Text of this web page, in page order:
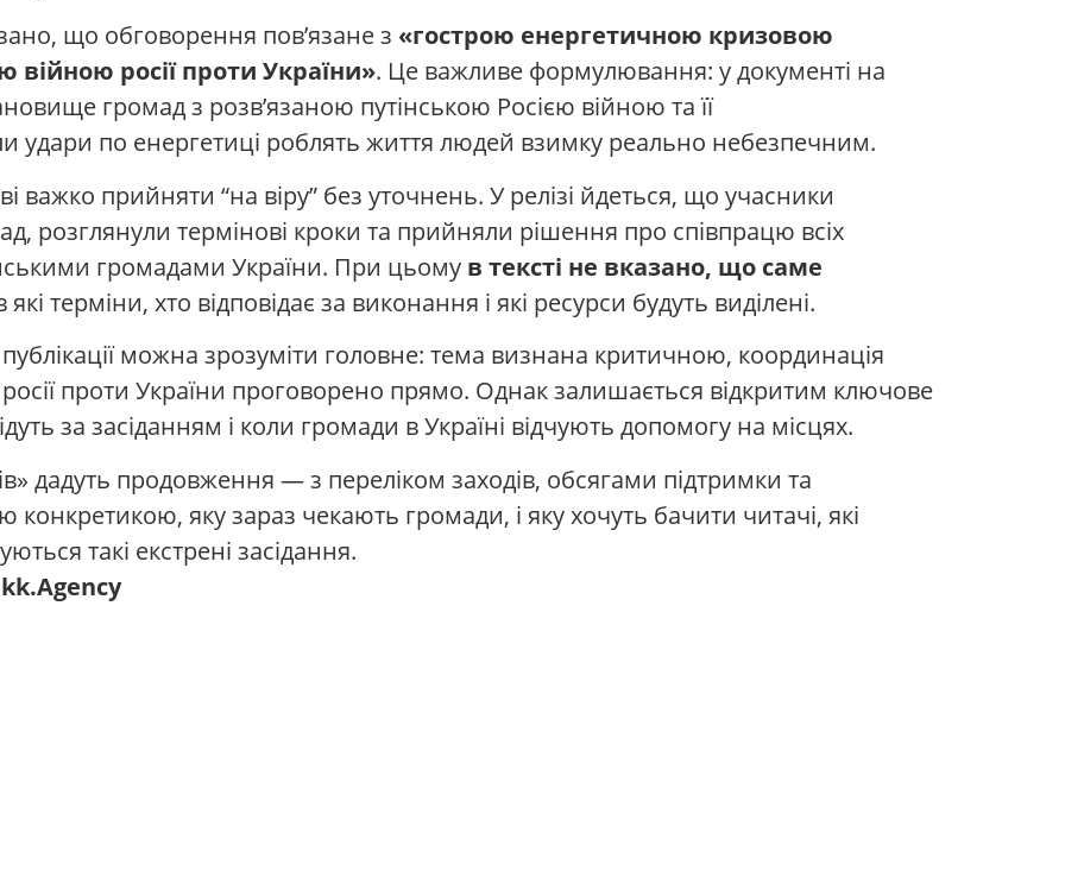
що обговорення пов’язане з «гострою енергетичною кризовою
росії проти України». Це важливе формулювання: у документі на
громад з розв’язаною путінською Росією війною та її
удари по енергетиці роблять життя людей взимку реально небезпечним.
важко прийняти “на віру” без уточнень. У релізі йдеться, що учасники
розглянули термінові кроки та прийняли рішення про співпрацю всіх
громадами України. При цьому в тексті не вказано, що саме
терміни, хто відповідає за виконання і які ресурси будуть виділені.
можна зрозуміти головне: тема визнана критичною, координація
проти України проговорено прямо. Однак залишається відкритим ключове
за засіданням і коли громади в Україні відчують допомогу на місцях.
дадуть продовження — з переліком заходів, обсягами підтримки та
яку зараз чекають громади, і яку хочуть бачити читачі, які
такі екстрені засідання.